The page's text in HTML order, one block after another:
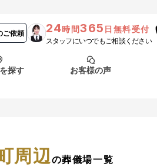
ご依頼 24時間365 日無料受付
スタッフにいつでもご相談ください
探す お客様の声
葬儀の流れ
千葉県
よくある質問
周辺 の葬儀場一覧